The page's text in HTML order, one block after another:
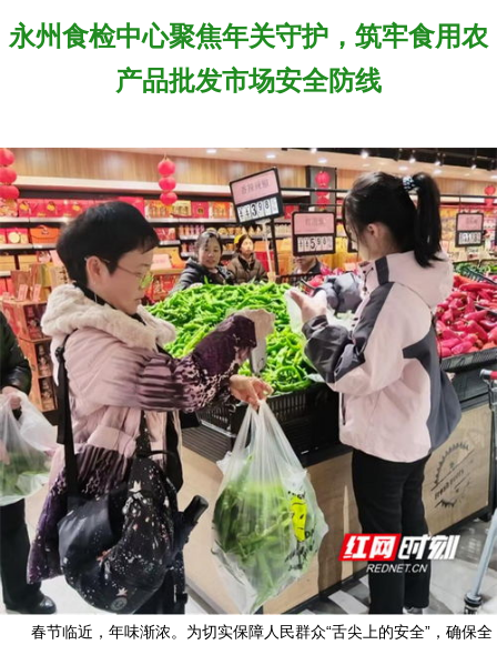
永州食检中心聚焦年关守护，筑牢食用农
产品批发市场安全防线
春节临近，年味渐浓。为切实保障人民群众“舌尖上的安全”，确保全